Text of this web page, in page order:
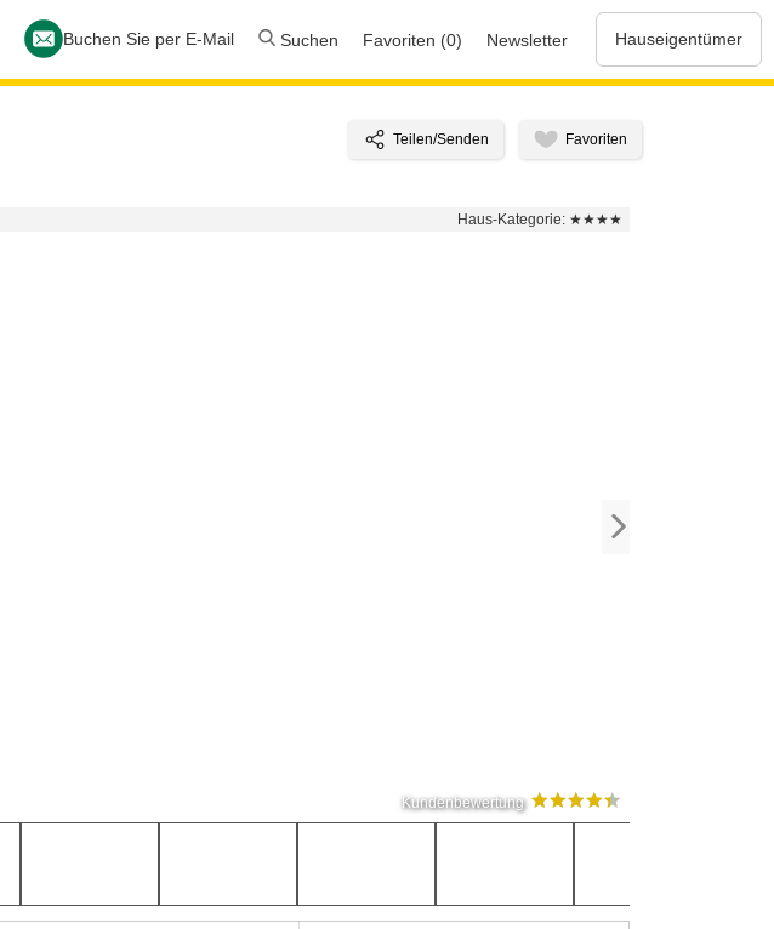
Buchen Sie per E-Mail Suchen Favoriten (0) Newsletter Hauseigentümer
Haus-Kategorie: ★★★★
Kundenbewertung